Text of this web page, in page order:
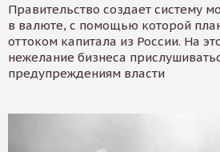
Правительство создает систему
в валюте, с помощью которой
оттоком капитала из России. На
нежелание бизнеса
предупреждениям власти